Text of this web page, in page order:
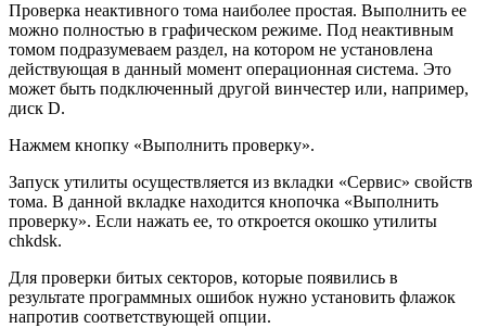
Проверка неактивного тома наиболее простая. Выполнить ее
можно полностью в графическом режиме. Под неактивным
томом подразумеваем раздел, на котором не установлена
действующая в данный момент операционная система. Это
может быть подключенный другой винчестер или, например,
диск D.
Нажмем кнопку «Выполнить проверку».
Запуск утилиты осуществляется из вкладки «Сервис» свойств
тома. В данной вкладке находится кнопочка «Выполнить
проверку». Если нажать ее, то откроется окошко утилиты
chkdsk.
Для проверки битых секторов, которые появились в
результате программных ошибок нужно установить флажок
напротив соответствующей опции.